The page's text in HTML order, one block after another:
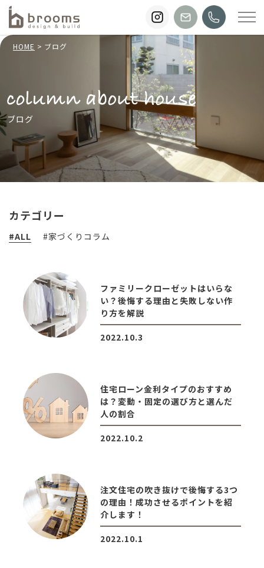
HOME ブログ
ブログ
カテゴリー
ALL 家づくりコラム
ファミリークローゼットはいらな
い？後悔する理由と失敗しない作
り方を解説
2022.10.3
住宅ローン金利タイプのおすすめ
は？変動・固定の選び方と選んだ
人の割合
2022.10.2
注文住宅の吹き抜けで後悔する3つ
の理由！成功させるポイントを紹
介します！
2022.10.1